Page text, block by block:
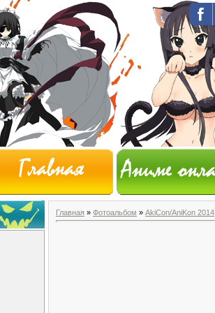
Главная » Фотоальбом » AkiCon/AniKon 2014